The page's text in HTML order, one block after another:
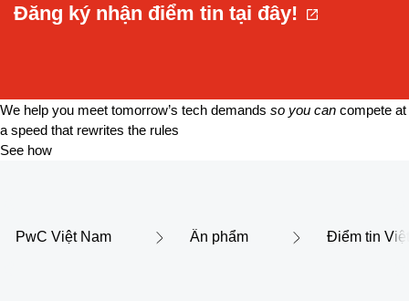
Đăng ký nhận điểm tin tại đây!
We help you meet tomorrow’s tech demands so you can compete at
a speed that rewrites the rules
See how
PwC Việt Nam Ấn phẩm Điểm tin